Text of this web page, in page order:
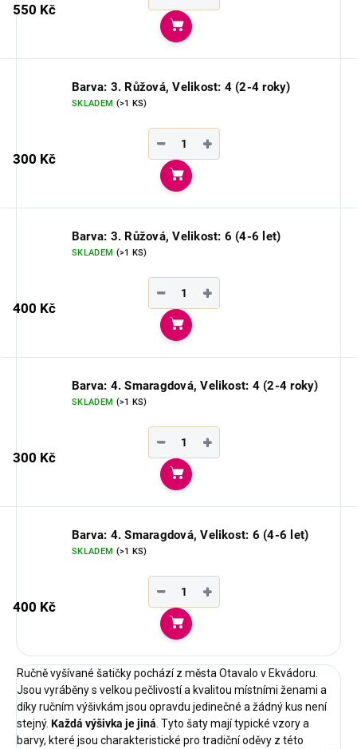
550 Kč
Do košíku
Barva: 3. Růžová, Velikost: 4 (2-4 roky)
SKLADEM (>1 KS)
300 Kč
+
−
Do košíku
Barva: 3. Růžová, Velikost: 6 (4-6 let)
SKLADEM (>1 KS)
400 Kč
+
−
Do košíku
Barva: 4. Smaragdová, Velikost: 4 (2-4 roky)
SKLADEM (>1 KS)
300 Kč
+
−
Do košíku
Barva: 4. Smaragdová, Velikost: 6 (4-6 let)
SKLADEM (>1 KS)
400 Kč
+
−
Do košíku
Ručně vyšívané šatičky pochází z města Otavalo v Ekvádoru.
Jsou vyráběny s velkou pečlivostí a kvalitou místními ženami a
díky ručním výšivkám jsou opravdu jedinečné a žádný kus není
stejný. Každá výšivka je jiná . Tyto šaty mají typické vzory a
barvy, které jsou charakteristické pro tradiční oděvy z této